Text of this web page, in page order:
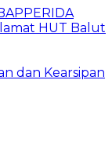
HUT Balut
dan Kearsipan